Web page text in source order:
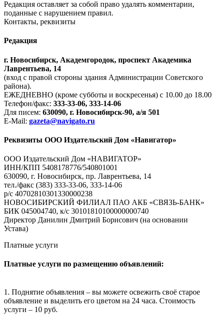
Редакция оставляет за собой право удалять комментарии,
поданные с нарушением правил.
Контакты, реквизиты
Редакция
г. Новосибирск, Академгородок, проспект Академика
Лаврентьева, 14
(вход с правой стороны здания Администрации Советского
района).
ЕЖЕДНЕВНО (кроме субботы и воскресенья) с 10.00 до 18.00
Телефон/факс: 333-33-06, 333-14-06
Для писем: 630090, г. Новосибирск-90, а/я 501
E-Mail: gazeta@navigato.ru
Реквизиты ООО Издательский Дом «Навигатор»
ООО Издательский Дом «НАВИГАТОР»
ИНН/КПП 5408178776/540801001
630090, г. Новосибирск, пр. Лаврентьева, 14
тел./факс (383) 333-33-06, 333-14-06
р/с 40702810301330000238
НОВОСИБИРСКИЙ ФИЛИАЛ ПАО АКБ «СВЯЗЬ-БАНК»
БИК 045004740, к/с 30101810100000000740
Директор Данилин Дмитрий Борисович (на основании
Устава)
Платные услуги
Платные услуги по размещению объявлений:
1. Поднятие объявления – вы можете освежить своё старое
объявление и выделить его цветом на 24 часа. Стоимость
услуги – 10 руб.